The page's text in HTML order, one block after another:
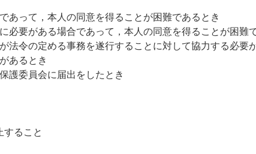
あって，本人の同意を得ることが困難であるとき
要がある場合であって，本人の同意を得ることが困難
法令の定める事務を遂行することに対して協力する必要
あるとき
護委員会に届出をしたとき
ること